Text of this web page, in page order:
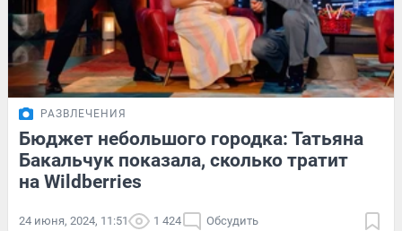
РАЗВЛЕЧЕНИЯ
Бюджет небольшого городка: Татьяна
Бакальчук показала, сколько тратит
на Wildberries
24 июня, 2024, 11:51 1 424 Обсудить